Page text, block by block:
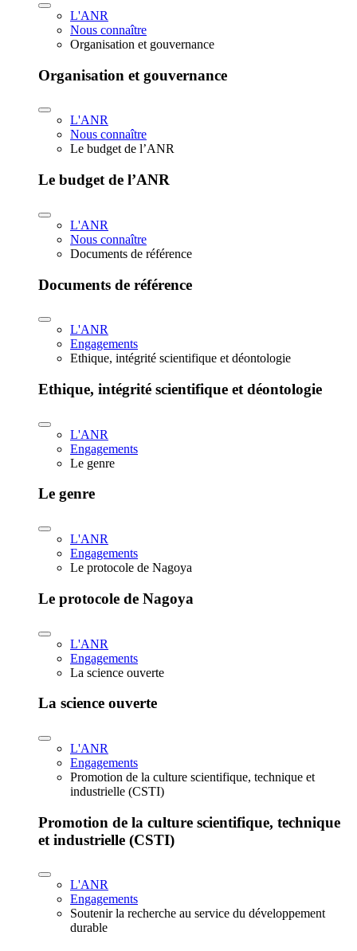
L'ANR
Nous connaître
Organisation et gouvernance
Organisation et gouvernance
L'ANR
Nous connaître
Le budget de l’ANR
Le budget de l’ANR
L'ANR
Nous connaître
Documents de référence
Documents de référence
L'ANR
Engagements
Ethique, intégrité scientifique et déontologie
Ethique, intégrité scientifique et déontologie
L'ANR
Engagements
Le genre
Le genre
L'ANR
Engagements
Le protocole de Nagoya
Le protocole de Nagoya
L'ANR
Engagements
La science ouverte
La science ouverte
L'ANR
Engagements
Promotion de la culture scientifique, technique et
industrielle (CSTI)
Promotion de la culture scientifique, technique
et industrielle (CSTI)
L'ANR
Engagements
Soutenir la recherche au service du développement
durable